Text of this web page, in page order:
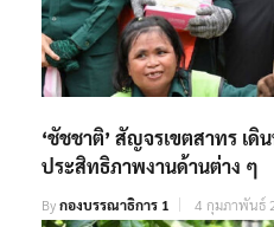
‘ชัชชาติ’ สัญจรเขตสาทร เ
ประสิทธิภาพงานด้านต่าง ๆ